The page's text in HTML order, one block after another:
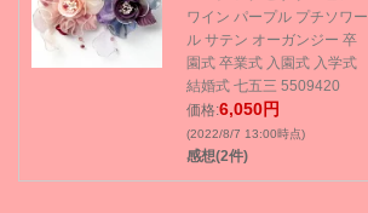
ワイン パープル プチソワー
ル サテン オーガンジー 卒
園式 卒業式 入園式 入学式
結婚式 七五三 5509420
価格:6,050円
(2022/8/7 13:00時点)
感想(2件)